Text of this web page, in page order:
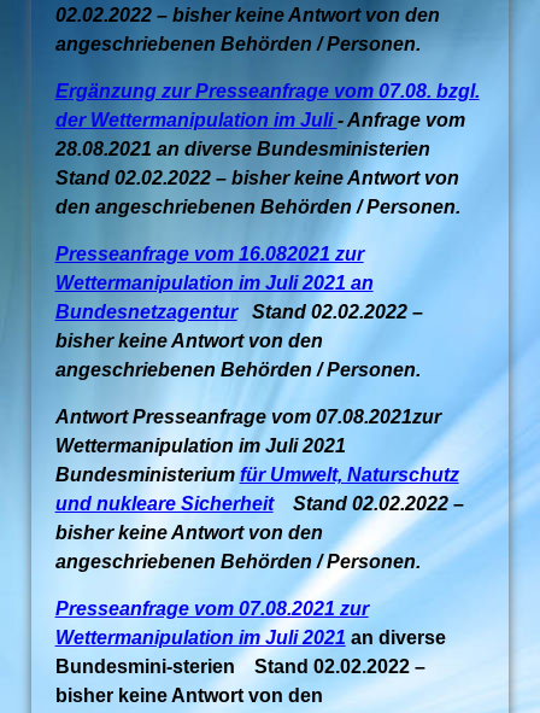
02.02.2022 – bisher keine Antwort von den
angeschriebenen Behörden / Personen.
Ergänzung zur Presseanfrage vom 07.08. bzgl.
der Wettermanipulation im Juli- Anfrage vom
28.08.2021 an diverse Bundesministerien
Stand 02.02.2022 – bisher keine Antwort von
den angeschriebenen Behörden / Personen.
Presseanfrage vom 16.082021 zur
Wettermanipulation im Juli 2021 an
BundesnetzagenturStand 02.02.2022 –
bisher keine Antwort von den
angeschriebenen Behörden / Personen.
Antwort Presseanfrage vom 07.08.2021zur
Wettermanipulation im Juli 2021
Bundesministerium für Umwelt, Naturschutz
und nukleare SicherheitStand 02.02.2022 –
bisher keine Antwort von den
angeschriebenen Behörden / Personen.
Presseanfrage vom 07.08.2021 zur
Wettermanipulation im Juli 2021 an diverse
Bundesmini-sterien Stand 02.02.2022 –
bisher keine Antwort von den